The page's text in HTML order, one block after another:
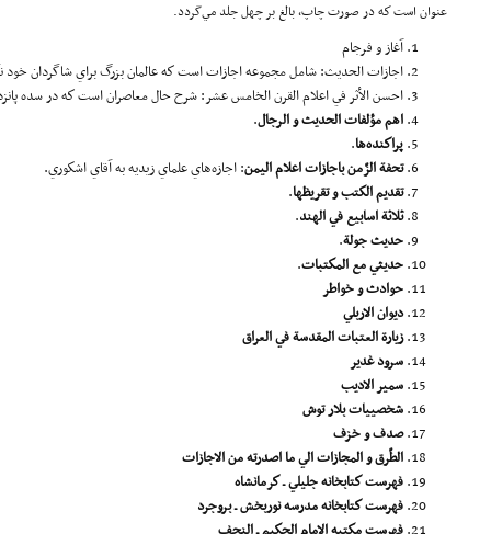
عنوان است كه در صورت چاپ، بالغ بر چهل جلد مي‌گردد.
آغاز و فرجام
اجازات الحديث: شامل مجموعه اجازات است كه عالمان بزرگ براي شاگردان خود
احسن الأثر في اعلام القرن الخامس عشر: شرح حال معاصران است كه در سده‌
اهم مؤلفات الحديث و الرجال.
پراكنده‌ها.
تحفةالزّمن باجازات اعلام اليمن: اجازه‌هاي علماي زيديه به آقاي اشكوري.
تقديم الكتب و تقريظها.
ثلاثةاسابيع في الهند.
حديثجولة.
حديثي مع المكتبات.
حوادث و خواطر
ديوان الاربلي
زيارةالعتباتالمقدسةفي العراق
سرود غدير
سمير الاديب
شخصييات بلار توش
صدف و خزف
الطّرق و المجازات الي ما اصدرته من الاجازات
فهرست كتابخانه جليليـكرمانشاه
فهرست كتابخانه مدرسه نوربخشـبروجرد